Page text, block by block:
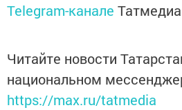
Telegram-канале Татмедиа
Читайте новости
национальном
https://max.ru/tatmedia